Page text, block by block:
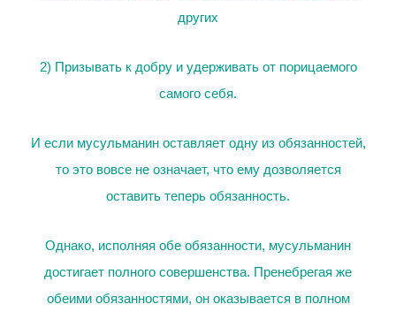
других
2) Призывать к добру и удерживать от порицаемого
самого себя.
И если мусульманин оставляет одну из обязанностей,
то это вовсе не означает, что ему дозволяется
оставить теперь обязанность.
Однако, исполняя обе обязанности, мусульманин
достигает полного совершенства. Пренебрегая же
обеими обязанностями, он оказывается в полном